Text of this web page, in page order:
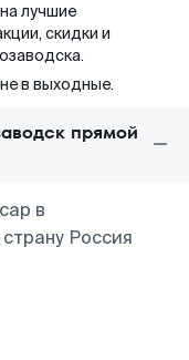
лучшие
скидки и
в выходные.
прямой
в
Россия